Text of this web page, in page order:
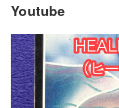
Youtube